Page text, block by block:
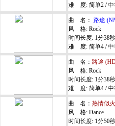
难 度: 简单2 / 中
曲 名： 路途
风 格: Rock
时间长度: 1分38秒
难 度: 简单4 / 中
曲 名： 路途
风 格: Rock
时间长度: 1分38秒
难 度: 简单4 / 中
曲 名： 热情似
风 格: Dance
时间长度: 1分50秒